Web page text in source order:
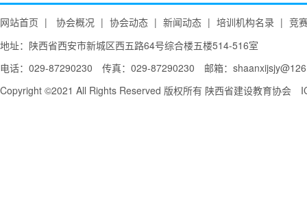
网站首页 | 协会概况 | 协会动态 | 新闻动态 | 培训机构名录 | 竞
地址：陕西省西安市新城区西五路64号综合楼五楼514-516室
电话：029-87290230 传真：029-87290230 邮箱：
Copyright ©2021 All Rights Reserved 版权所有 陕西省建设教育协会